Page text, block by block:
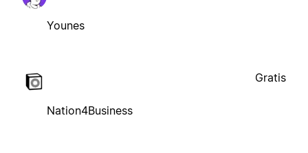
Younes
Nation4Business
Gratis